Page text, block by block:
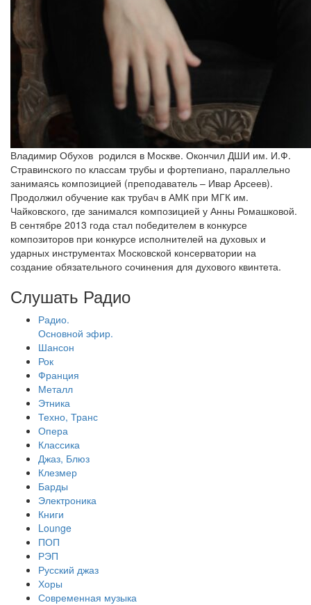
Владимир Обухов родился в Москве. Окончил ДШИ им. И.Ф.
Стравинского по классам трубы и фортепиано, параллельно
занимаясь композицией (преподаватель – Ивар Арсеев).
Продолжил обучение как трубач в АМК при МГК им.
Чайковского, где занимался композицией у Анны Ромашковой.
В сентябре 2013 года стал победителем в конкурсе
композиторов при конкурсе исполнителей на духовых и
ударных инструментах Московской консерватории на
создание обязательного сочинения для духового квинтета.
Слушать Радио
Радио.
Основной эфир.
Шансон
Рок
Франция
Металл
Этника
Техно, Транс
Опера
Классика
Джаз, Блюз
Клезмер
Барды
Электроника
Книги
Lounge
ПОП
РЭП
Русский джаз
Хоры
Современная музыка